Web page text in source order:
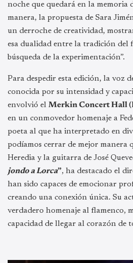
noche que quedará en la memoria
manera, la propuesta de Sara
un derroche de creatividad,
esa dualidad entre la tradición del
búsqueda de la experimentación”.
Para despedir esta edición, la voz
conocida por su intensidad y
envolvió el Merkin Concert Hall
en un conmovedor homenaje a
poeta al que ha interpretado en
podíamos cerrar de mejor manera
Heredia y la guitarra de José
jondo a Lorca”, ha destacado el
han sido capaces de emocionar
creando una conexión única. Su
verdadero homenaje al flamenco,
capacidad de llegar al corazón de